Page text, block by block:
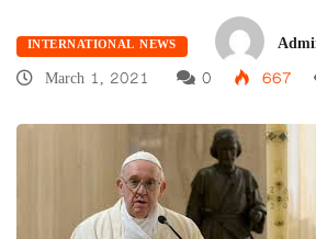
INTERNATIONAL NEWS
March 1, 2021
0 667